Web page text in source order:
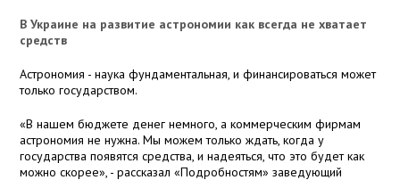
В Украине на развитие астрономии как всегда не хватает
средств
Астрономия - наука фундаментальная, и финансироваться может
только государством.
«В нашем бюджете денег немного, а коммерческим фирмам
астрономия не нужна. Мы можем только ждать, когда у
государства появятся средства, и надеяться, что это будет как
можно скорее», - рассказал «Подробностям» заведующий